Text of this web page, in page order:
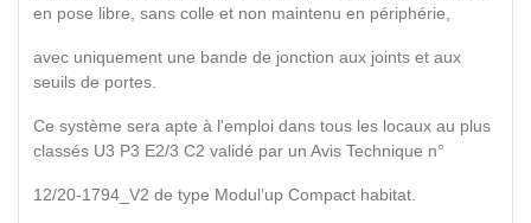
en pose libre, sans colle et non maintenu en périphérie,
avec uniquement une bande de jonction aux joints et aux
seuils de portes.
Ce système sera apte à l'emploi dans tous les locaux au plus
classés U3 P3 E2/3 C2 validé par un Avis Technique n°
12/20-1794_V2 de type Modul’up Compact habitat.